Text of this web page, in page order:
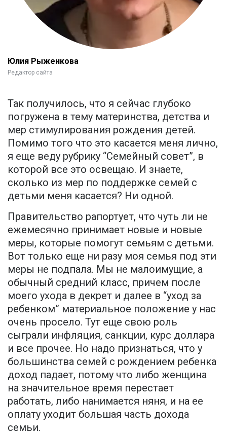
Юлия Рыженкова
Редактор сайта
Так получилось, что я сейчас глубоко
погружена в тему материнства, детства и
мер стимулирования рождения детей.
Помимо того что это касается меня лично,
я еще веду рубрику “Семейный совет”, в
которой все это освещаю. И знаете,
сколько из мер по поддержке семей с
детьми меня касается? Ни одной.
Правительство рапортует, что чуть ли не
ежемесячно принимает новые и новые
меры, которые помогут семьям с детьми.
Вот только еще ни разу моя семья под эти
меры не подпала. Мы не малоимущие, а
обычный средний класс, причем после
моего ухода в декрет и далее в “уход за
ребенком” материальное положение у нас
очень просело. Тут еще свою роль
сыграли инфляция, санкции, курс доллара
и все прочее. Но надо признаться, что у
большинства семей с рождением ребенка
доход падает, потому что либо женщина
на значительное время перестает
работать, либо нанимается няня, и на ее
оплату уходит большая часть дохода
семьи.